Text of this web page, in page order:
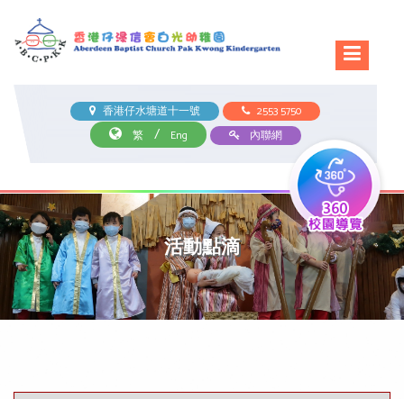
香港仔水塘道十一號
2553 5750
繁
/ Eng 內聯網
活動點滴